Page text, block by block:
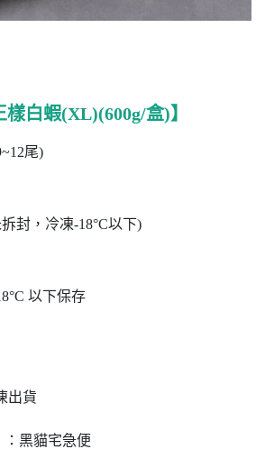
樣白蝦(XL)(600g/盒)】
尾)
封，冷凍-18°C以下)
以下保存
出貨
：黑貓宅急便